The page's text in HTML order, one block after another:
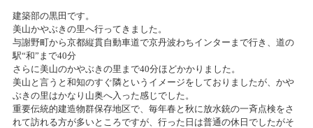
建築部の黒田です。
美山かやぶきの里へ行ってきました。
与謝野町から京都縦貫自動車道で京丹波わちインターまで行き、道の
駅“和”まで40分
さらに美山のかやぶきの里まで40分ほどかかりました。
美山と言うと和知のすぐ隣というイメージをしておりましたが、かや
ぶきの里はかなり山奥へ入った感じでした。
重要伝統的建造物群保存地区で、毎年春と秋に放水銃の一斉点検をさ
れて訪れる方が多いところですが、行った日は普通の休日でしたがそ